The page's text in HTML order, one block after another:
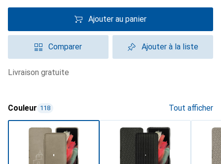
Ajouter au panier
Comparer Ajouter à la liste
livraison gratuite
Couleur 118 Tout afficher